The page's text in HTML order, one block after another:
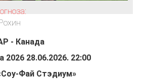
- Канада
2026 28.06.2026. 22:00
Фай Стэдиум»